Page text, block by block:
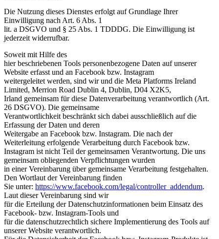
Die Nutzung dieses Dienstes erfolgt auf Grundlage Ihrer
Einwilligung nach Art. 6 Abs. 1
lit. a DSGVO und § 25 Abs. 1 TDDDG. Die Einwilligung ist
jederzeit widerrufbar.
Soweit mit Hilfe des
hier beschriebenen Tools personenbezogene Daten auf unserer
Website erfasst und an Facebook bzw. Instagram
weitergeleitet werden, sind wir und die Meta Platforms Ireland
Limited, Merrion Road Dublin 4, Dublin, D04 X2K5,
Irland gemeinsam für diese Datenverarbeitung verantwortlich (Art.
26 DSGVO). Die gemeinsame
Verantwortlichkeit beschränkt sich dabei ausschließlich auf die
Erfassung der Daten und deren
Weitergabe an Facebook bzw. Instagram. Die nach der
Weiterleitung erfolgende Verarbeitung durch Facebook bzw.
Instagram ist nicht Teil der gemeinsamen Verantwortung. Die uns
gemeinsam obliegenden Verpflichtungen wurden
in einer Vereinbarung über gemeinsame Verarbeitung festgehalten.
Den Wortlaut der Vereinbarung finden
Sie unter: https://www.facebook.com/legal/controller_addendum.
Laut dieser Vereinbarung sind wir
für die Erteilung der Datenschutzinformationen beim Einsatz des
Facebook- bzw. Instagram-Tools und
für die datenschutzrechtlich sichere Implementierung des Tools auf
unserer Website verantwortlich.